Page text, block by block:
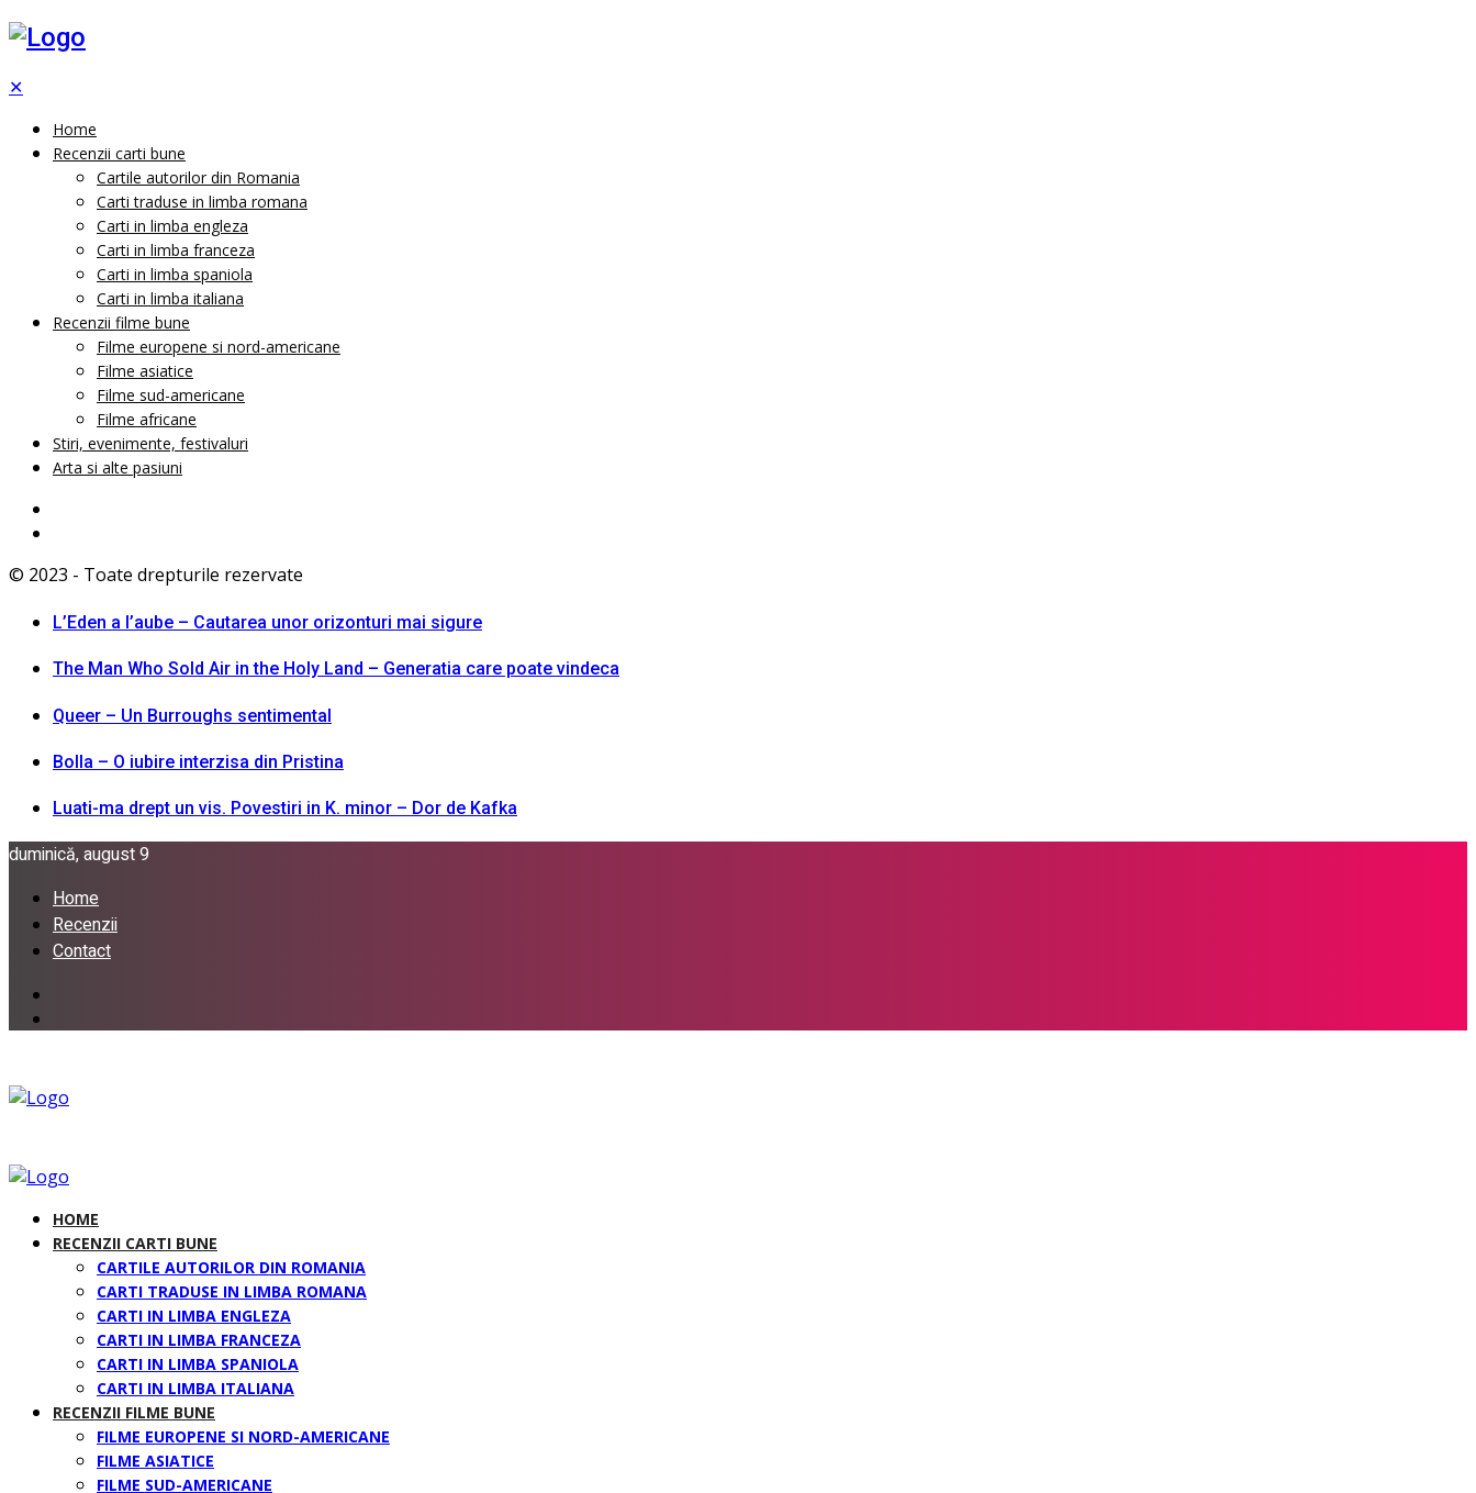
✕
Home
Recenzii carti bune
Cartile autorilor din Romania
Carti traduse in limba romana
Carti in limba engleza
Carti in limba franceza
Carti in limba spaniola
Carti in limba italiana
Recenzii filme bune
Filme europene si nord-americane
Filme asiatice
Filme sud-americane
Filme africane
Stiri, evenimente, festivaluri
Arta si alte pasiuni
© 2023 - Toate drepturile rezervate
L’Eden a I’aube – Cautarea unor orizonturi mai sigure
The Man Who Sold Air in the Holy Land – Generatia care poate vindeca
Queer – Un Burroughs sentimental
Bolla – O iubire interzisa din Pristina
Luati-ma drept un vis. Povestiri in K. minor – Dor de Kafka
duminică, august 9
Home
Recenzii
Contact
HOME
RECENZII CARTI BUNE
CARTILE AUTORILOR DIN ROMANIA
CARTI TRADUSE IN LIMBA ROMANA
CARTI IN LIMBA ENGLEZA
CARTI IN LIMBA FRANCEZA
CARTI IN LIMBA SPANIOLA
CARTI IN LIMBA ITALIANA
RECENZII FILME BUNE
FILME EUROPENE SI NORD-AMERICANE
FILME ASIATICE
FILME SUD-AMERICANE